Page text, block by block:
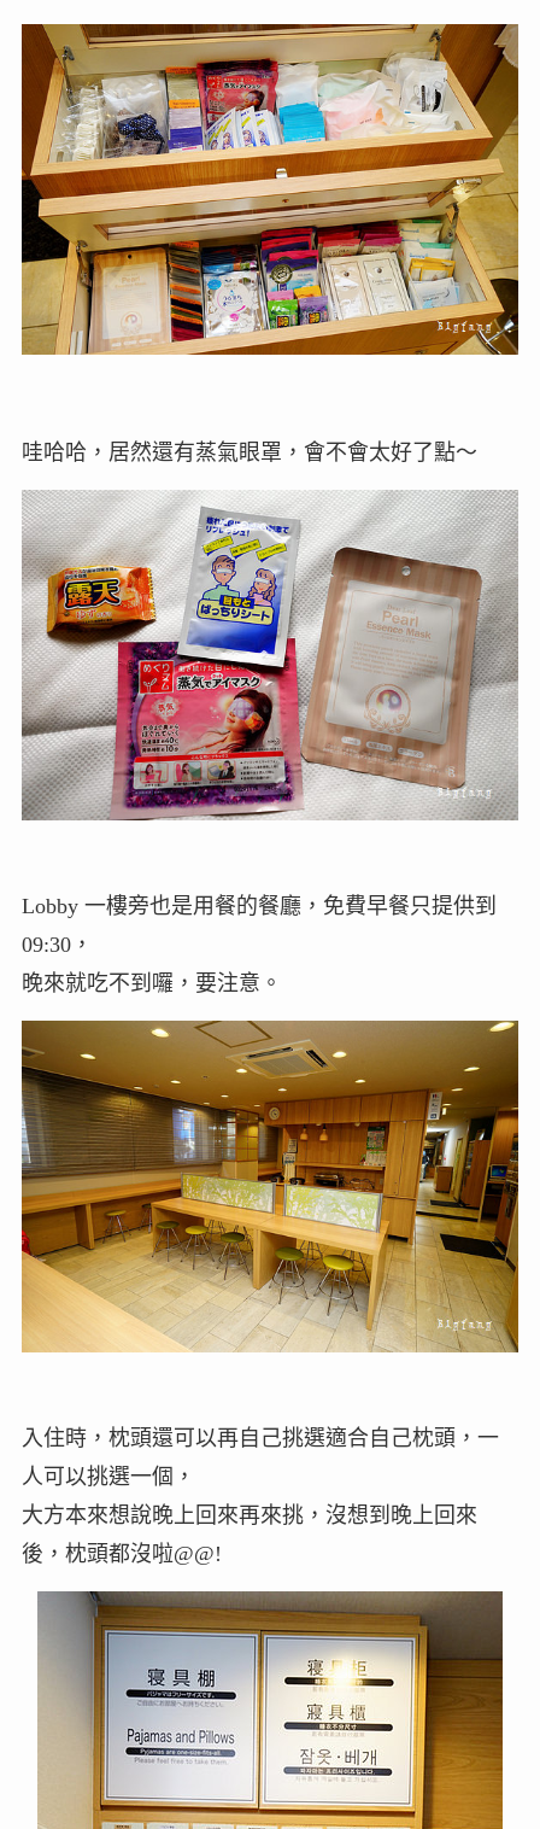
哇哈哈，居然還有蒸氣眼罩，會不會太好了點～
Lobby 一樓旁也是用餐的餐廳，免費早餐只提供到
09:30，
晚來就吃不到囉，要注意。
入住時，枕頭還可以再自己挑選適合自己枕頭，一
人可以挑選一個，
大方本來想說晚上回來再來挑，沒想到晚上回來
後，枕頭都沒啦@@!